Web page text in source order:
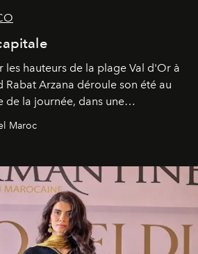
les hauteurs de la plage Val d'Or à
Rabat Arzana déroule son été au
de la journée, dans une
comme une succession de
Maroc